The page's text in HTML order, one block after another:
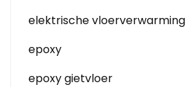
elektrische vloerverwarming
epoxy
epoxy gietvloer